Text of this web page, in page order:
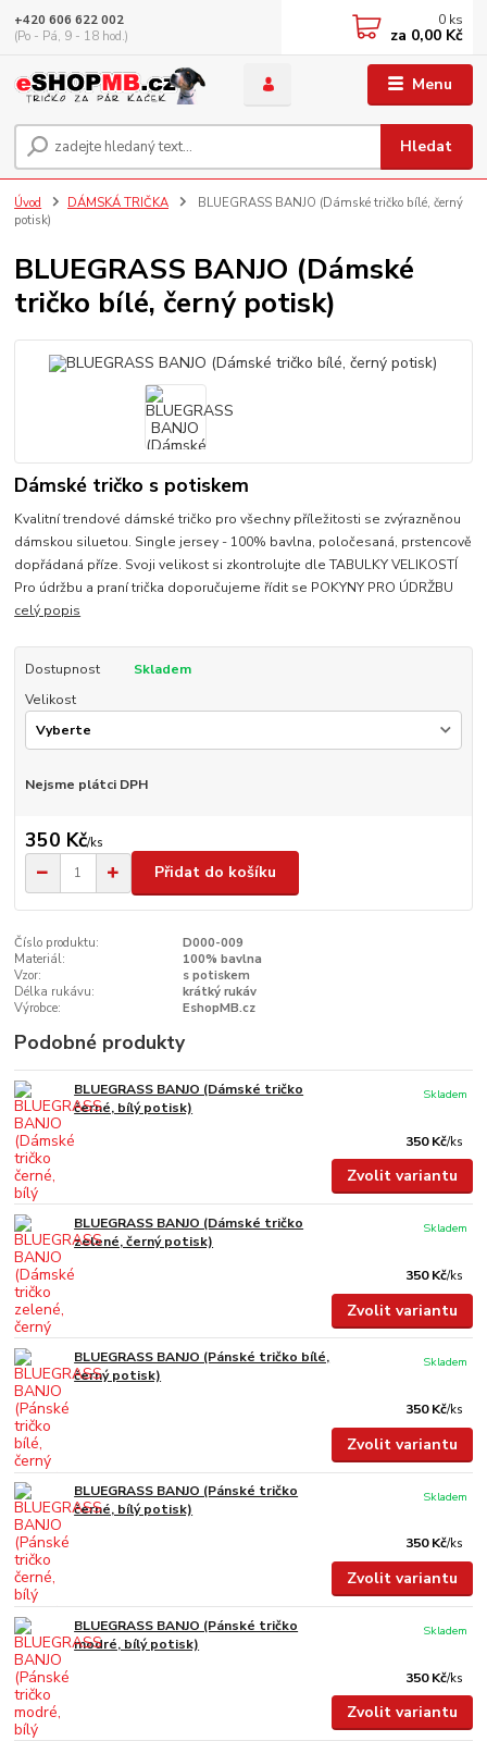
Menu
Hledat
+420 606 622 002
(Po - Pá, 9 - 18 hod.)
0 ks
za 0,00 Kč
Úvod DÁMSKÁ TRIČKA
BLUEGRASS BANJO (Dámské tričko bílé, černý
potisk)
BLUEGRASS BANJO (Dámské
tričko bílé, černý potisk)
Dámské tričko s potiskem
Kvalitní trendové dámské tričko pro všechny příležitosti se zvýrazněnou
dámskou siluetou. Single jersey - 100% bavlna, poločesaná, prstencově
dopřádaná příze. Svoji velikost si zkontrolujte dle TABULKY VELIKOSTÍ
Pro údržbu a praní trička doporučujeme řídit se POKYNY PRO ÚDRŽBU
celý popis
Dostupnost
Skladem
Velikost
Nejsme plátci DPH
350 Kč/ks
Přidat do košíku
Číslo produktu:
D000-009
Materiál:
100% bavlna
Vzor:
s potiskem
Délka rukávu:
krátký rukáv
Výrobce:
EshopMB.cz
Podobné produkty
BLUEGRASS BANJO (Dámské tričko
černé, bílý potisk)
350 Kč/ks
Skladem
Zvolit variantu
BLUEGRASS BANJO (Dámské tričko
zelené, černý potisk)
350 Kč/ks
Skladem
Zvolit variantu
BLUEGRASS BANJO (Pánské tričko bílé,
černý potisk)
350 Kč/ks
Skladem
Zvolit variantu
BLUEGRASS BANJO (Pánské tričko
černé, bílý potisk)
350 Kč/ks
Skladem
Zvolit variantu
BLUEGRASS BANJO (Pánské tričko
modré, bílý potisk)
350 Kč/ks
Skladem
Zvolit variantu